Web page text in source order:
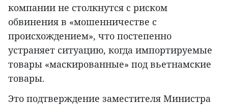
компании не столкнутся с риском
обвинения в «мошенничестве с
происхождением», что постепенно
устраняет ситуацию, когда импортируемые
товары «маскированные» под вьетнамские
товары.
Это подтверждение заместителя Министра